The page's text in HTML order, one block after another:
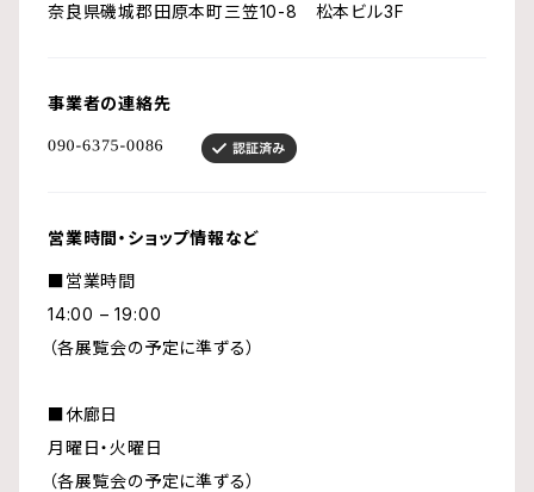
奈良県磯城郡田原本町三笠10-8 松本ビル3F
事業者の連絡先
営業時間・ショップ情報など
■営業時間
14:00 – 19:00
（各展覧会の予定に準ずる）
■休廊日
月曜日・火曜日
（各展覧会の予定に準ずる）